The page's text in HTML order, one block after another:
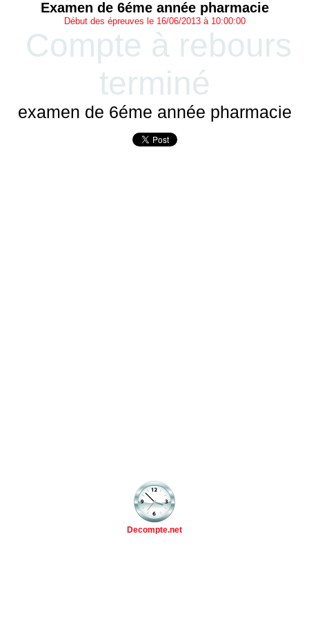
Examen de 6éme année pharmacie
Début des épreuves le 16/06/2013 à 10:00:00
Compte à rebours
terminé
examen de 6éme année pharmacie
Decompte.net